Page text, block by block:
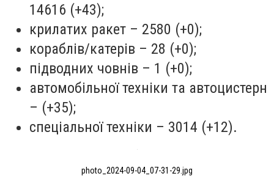
14616 (+43);
крилатих ракет – 2580 (+0);
кораблів/катерів – 28 (+0);
підводних човнів – 1 (+0);
автомобільної техніки та автоцистерн
– (+35);
спеціальної техніки – 3014 (+12).
photo_2024-09-04_07-31-29.jpg